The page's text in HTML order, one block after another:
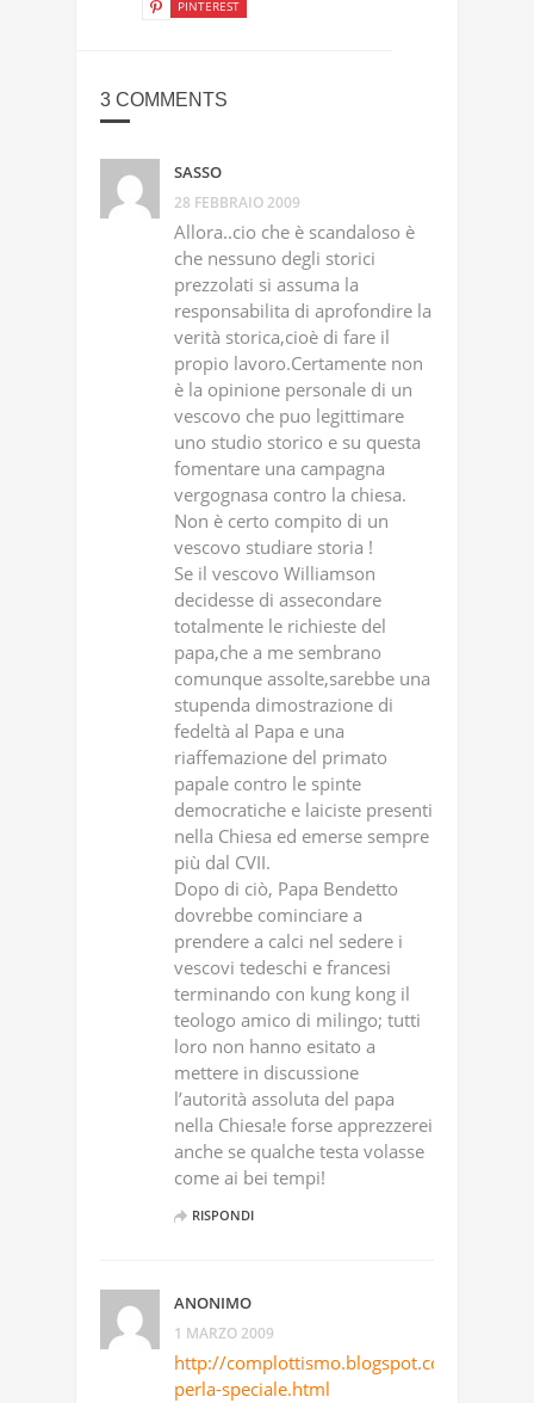
PINTEREST
3 COMMENTS
SASSO
28 FEBBRAIO 2009
Allora..cio che è scandaloso è
che nessuno degli storici
prezzolati si assuma la
responsabilita di aprofondire la
verità storica,cioè di fare il
propio lavoro.Certamente non
è la opinione personale di un
vescovo che puo legittimare
uno studio storico e su questa
fomentare una campagna
vergognasa contro la chiesa.
Non è certo compito di un
vescovo studiare storia !
Se il vescovo Williamson
decidesse di assecondare
totalmente le richieste del
papa,che a me sembrano
comunque assolte,sarebbe una
stupenda dimostrazione di
fedeltà al Papa e una
riaffemazione del primato
papale contro le spinte
democratiche e laiciste presenti
nella Chiesa ed emerse sempre
più dal CVII.
Dopo di ciò, Papa Bendetto
dovrebbe cominciare a
prendere a calci nel sedere i
vescovi tedeschi e francesi
terminando con kung kong il
teologo amico di milingo; tutti
loro non hanno esitato a
mettere in discussione
l’autorità assoluta del papa
nella Chiesa!e forse apprezzerei
anche se qualche testa volasse
come ai bei tempi!
RISPONDI
ANONIMO
1 MARZO 2009
http://complottismo.blogspot.com/2009/
perla-speciale.html